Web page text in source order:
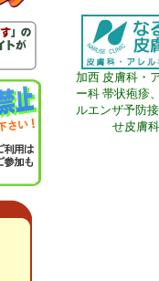
加西 皮膚科・
ー科 帯状疱疹
ルエンザ予防
せ皮膚科